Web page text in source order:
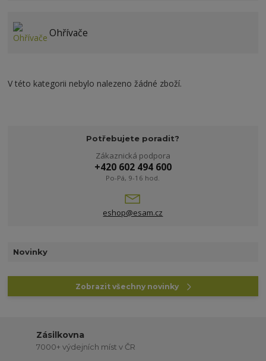
Ohřívače
V této kategorii nebylo nalezeno žádné zboží.
Potřebujete poradit?
Zákaznická podpora
+420 602 494 600
Po-Pá, 9-16 hod.
eshop@esam.cz
Novinky
Zobrazit všechny novinky
Zásilkovna
7000+ výdejních míst v ČR